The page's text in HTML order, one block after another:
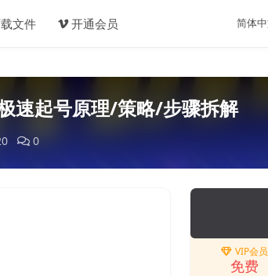
文件 开通会员
速起号原理/策略/步骤拆解
0
VIP会员
免费